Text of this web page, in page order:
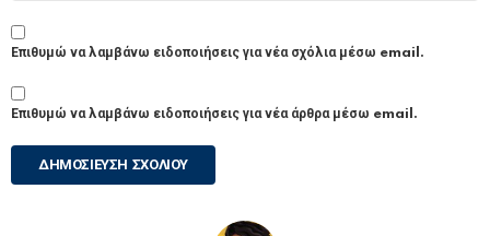
Επιθυμώ να λαμβάνω ειδοποιήσεις για νέα σχόλια μέσω email.
Επιθυμώ να λαμβάνω ειδοποιήσεις για νέα άρθρα μέσω email.